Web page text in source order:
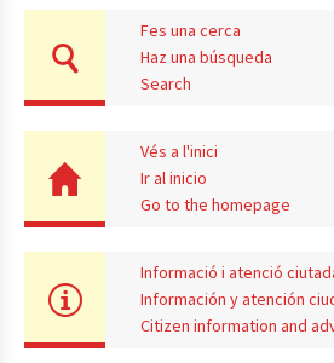
Fes una cerca
Haz una búsqueda
Search
Vés a l'inici
Ir al inicio
Go to the homepage
Informació i atenció
Información y atención
Citizen information and